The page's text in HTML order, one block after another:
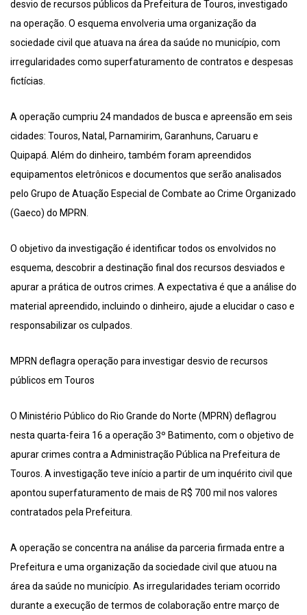
desvio de recursos públicos da Prefeitura de Touros, investigado
na operação. O esquema envolveria uma organização da
sociedade civil que atuava na área da saúde no município, com
irregularidades como superfaturamento de contratos e despesas
fictícias.
A operação cumpriu 24 mandados de busca e apreensão em seis
cidades: Touros, Natal, Parnamirim, Garanhuns, Caruaru e
Quipapá. Além do dinheiro, também foram apreendidos
equipamentos eletrônicos e documentos que serão analisados
pelo Grupo de Atuação Especial de Combate ao Crime Organizado
(Gaeco) do MPRN.
O objetivo da investigação é identificar todos os envolvidos no
esquema, descobrir a destinação final dos recursos desviados e
apurar a prática de outros crimes. A expectativa é que a análise do
material apreendido, incluindo o dinheiro, ajude a elucidar o caso e
responsabilizar os culpados.
MPRN deflagra operação para investigar desvio de recursos
públicos em Touros
O Ministério Público do Rio Grande do Norte (MPRN) deflagrou
nesta quarta-feira 16 a operação 3º Batimento, com o objetivo de
apurar crimes contra a Administração Pública na Prefeitura de
Touros. A investigação teve início a partir de um inquérito civil que
apontou superfaturamento de mais de R$ 700 mil nos valores
contratados pela Prefeitura.
A operação se concentra na análise da parceria firmada entre a
Prefeitura e uma organização da sociedade civil que atuou na
área da saúde no município. As irregularidades teriam ocorrido
durante a execução de termos de colaboração entre março de